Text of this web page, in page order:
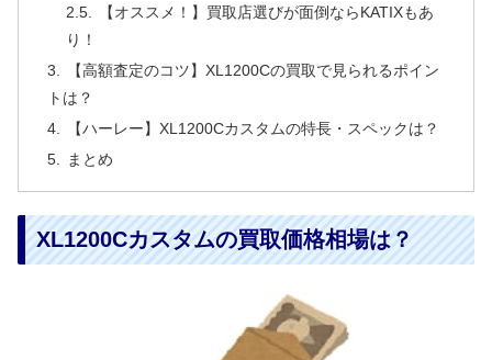
【オススメ！】買取店選びが面倒ならKATIXもあ
り！
【高額査定のコツ】XL1200Cの買取で見られるポイン
トは？
【ハーレー】XL1200Cカスタムの特長・スペックは？
まとめ
XL1200Cカスタムの買取価格相場は？